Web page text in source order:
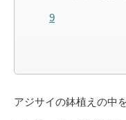
9
アジサイの鉢植えの中